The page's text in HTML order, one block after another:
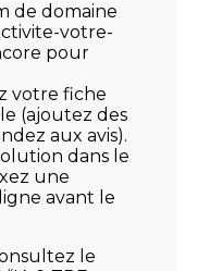
de domaine
votre-
pour
votrefiche
(ajoutez des
aux avis).
dans le
une
avant le
le